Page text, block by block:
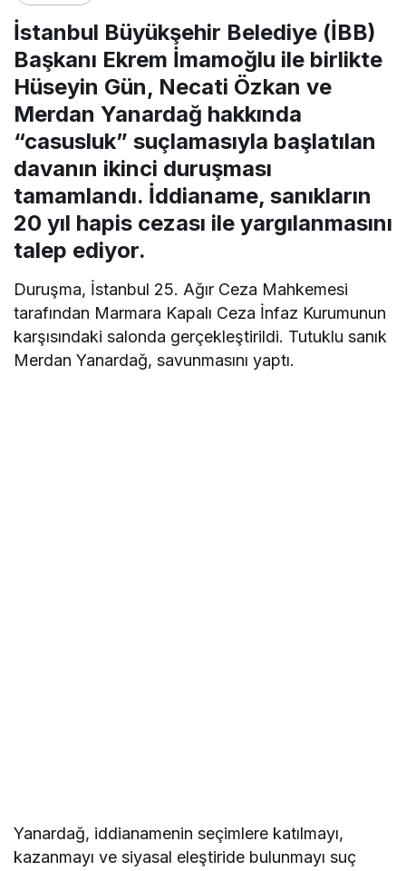
İstanbul Büyükşehir Belediye (İBB)
Başkanı Ekrem İmamoğlu ile birlikte
Hüseyin Gün, Necati Özkan ve
Merdan Yanardağ hakkında
“casusluk” suçlamasıyla başlatılan
davanın ikinci duruşması
tamamlandı. İddianame, sanıkların
20 yıl hapis cezası ile yargılanmasını
talep ediyor.
Duruşma, İstanbul 25. Ağır Ceza Mahkemesi
tarafından Marmara Kapalı Ceza İnfaz Kurumunun
karşısındaki salonda gerçekleştirildi. Tutuklu sanık
Merdan Yanardağ, savunmasını yaptı.
Yanardağ, iddianamenin seçimlere katılmayı,
kazanmayı ve siyasal eleştiride bulunmayı suç